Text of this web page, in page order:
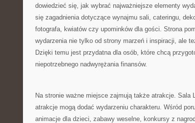
dowiedzieć się, jak wybrać najważniejsze elementy
się zagadnienia dotyczące wynajmu sali, cateringu,
fotografa, kwiatów czy upominków dla gości. Strona
wydarzenia nie tylko od strony marzeń i inspiracji, ale
Dzięki temu jest przydatna dla osób, które chcą
niepotrzebnego nadwyrężania finansów.
Na stronie ważne miejsce zajmują także atrakcje. Sala
atrakcje mogą dodać wydarzeniu charakteru. Wśród
animacje dla dzieci, zabawy weselne, konkursy z